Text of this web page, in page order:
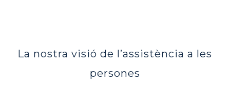
La nostra visió de l’assistència a les
persones